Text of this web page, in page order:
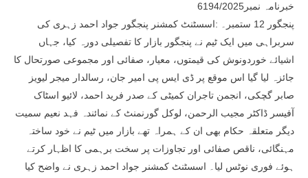
خبرنامہ نمبر6194/2025
پنجگور 12 ستمبر۔ :اسسٹنٹ کمشنر پنجگور جواد احمد زہری کی
سربراہی میں ایک ٹیم نے پنجگور بازار کا تفصیلی دورہ کیا، جہاں
اشیائے خوردونوش کی قیمتوں، معیار، صفائی اور مجموعی صورتحال کا
جائزہ لیا گیا اس موقع پر ڈی ایس پی امیر جان، رسالدار میجر لیویز
صابر گچکی، انجمن تاجران کمیٹی کے صدر فرید احمد، لائیو اسٹاک
آفیسر ڈاکٹر مجیب الرحمن، لوکل گورنمنٹ کے نمائندہ فہد نعیم سمیت
دیگر متعلقہ حکام بھی ان کے ہمراہ تھے بازار میں ٹیم نے خود ساختہ
مہنگائی، ناقص صفائی اور تجاوزات پر سخت برہمی کا اظہار کرتے
ہوئے فوری نوٹس لیا۔ اسسٹنٹ کمشنر جواد احمد زہری نے واضح کیا